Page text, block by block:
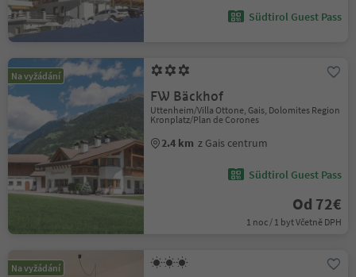
Südtirol Guest Pass
Na vyžádání
FW Bäckhof
Uttenheim/Villa Ottone, Gais, Dolomites Region
Kronplatz/Plan de Corones
2.4 km z Gais centrum
Südtirol Guest Pass
Od 72€
1 noc / 1 byt Včetně DPH
Na vyžádání